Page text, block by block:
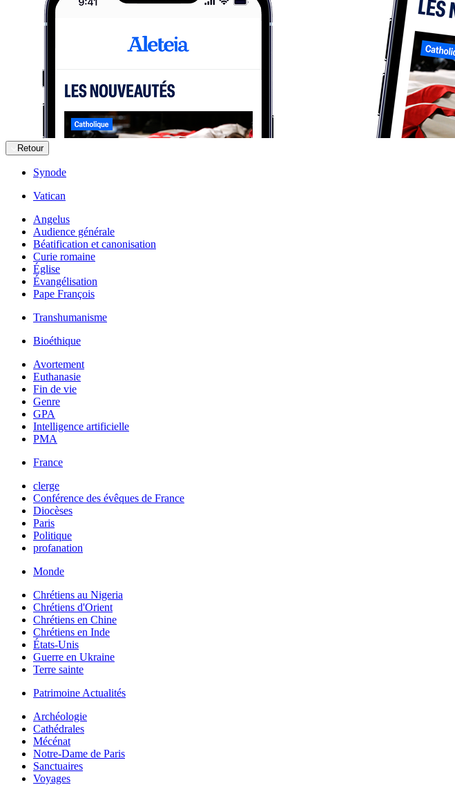
Retour
Synode
Vatican
Angelus
Audience générale
Béatification et canonisation
Curie romaine
Église
Évangélisation
Pape François
Transhumanisme
Bioéthique
Avortement
Euthanasie
Fin de vie
Genre
GPA
Intelligence artificielle
PMA
France
clerge
Conférence des évêques de France
Diocèses
Paris
Politique
profanation
Monde
Chrétiens au Nigeria
Chrétiens d'Orient
Chrétiens en Chine
Chrétiens en Inde
États-Unis
Guerre en Ukraine
Terre sainte
Patrimoine Actualités
Archéologie
Cathédrales
Mécénat
Notre-Dame de Paris
Sanctuaires
Voyages